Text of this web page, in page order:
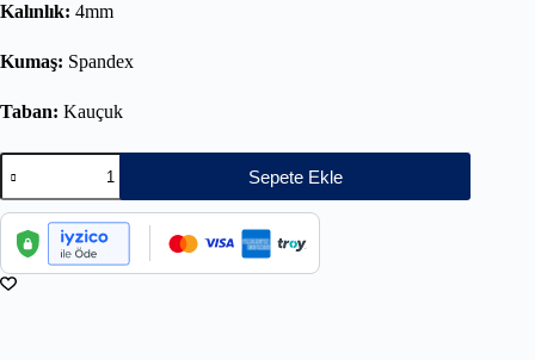
Kalınlık: 4mm
Kumaş: Spandex
Taban: Kauçuk
Sepete Ekle